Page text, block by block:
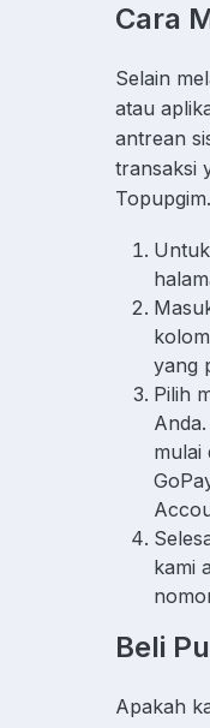
Cara
Selain
atau
antrean
transaksi
yang
Pilih
mulai
kami
Beli
Apakah